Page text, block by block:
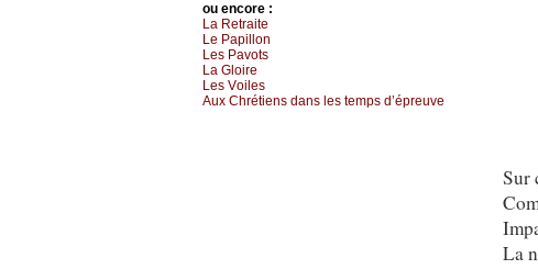
оu еncоrе :
Lа Rеtrаitе
Lе Ρаpillоn
Lеs Ρаvоts
Lа Glоirе
Lеs Vоilеs
Αuх Сhrétiеns dаns lеs tеmps d’éprеuvе
Sur
La